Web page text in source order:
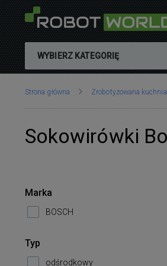
WYBIERZ KATEGORIĘ
Znajdujesz
Strona główna Zrobotyzowana kuchnia
Sokowirówki
Marka
BOSCH
Typ
odśrodkowy